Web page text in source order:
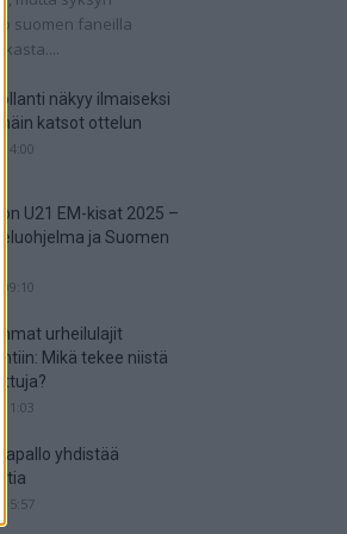
suomen faneilla
näkyy ilmaiseksi
näin katsot ottelun
14:00
U21 EM-kisat 2025 –
ja Suomen
09:10
urheilulajit
Mikä tekee niistä
11:03
yhdistää
15:57